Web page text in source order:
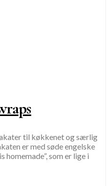
til køkkenet og særlig
er med søde engelske
homemade”, som er lige i